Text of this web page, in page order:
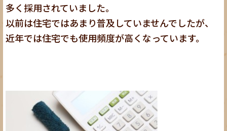
多く採用されていました。
以前は住宅ではあまり普及していませんでしたが、
近年では住宅でも使用頻度が高くなっています。